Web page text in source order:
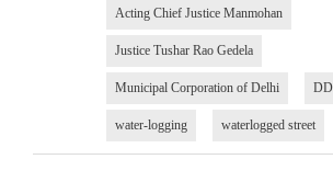
Acting Chief Justice Manmohan
Justice Tushar Rao Gedela
Municipal Corporation of Delhi
water-logging waterlogged street